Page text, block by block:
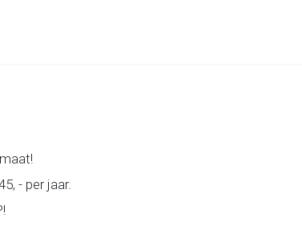
- per jaar.